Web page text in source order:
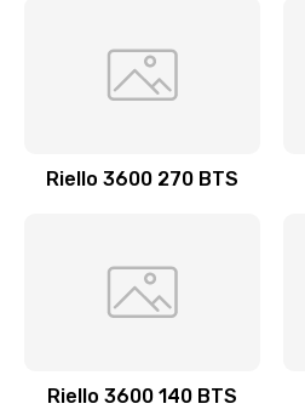
Riello 3600 270 BTS
Riello 3600 140 BTS